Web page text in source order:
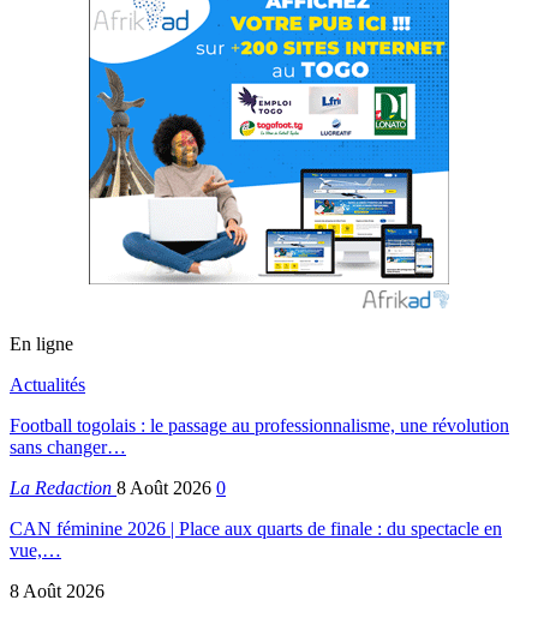
En ligne
Actualités
Football togolais : le passage au professionnalisme, une révolution
sans changer…
La Redaction 8 Août 2026 0
CAN féminine 2026 | Place aux quarts de finale : du spectacle en
vue,…
8 Août 2026